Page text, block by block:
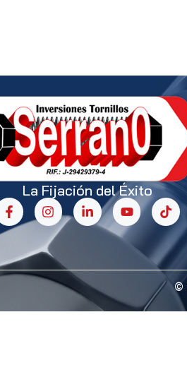
La Fijación del Éxito
©